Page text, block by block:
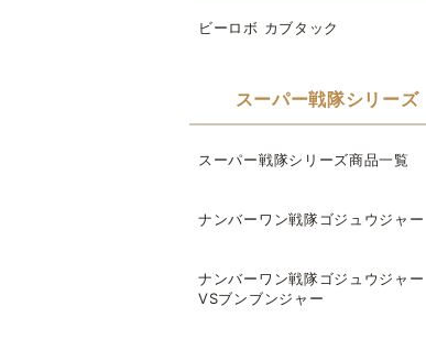
ビーロボ カブタック
スーパー戦隊シリーズ
スーパー戦隊シリーズ商品一覧
ナンバーワン戦隊ゴジュウジャー
ナンバーワン戦隊ゴジュウジャー
VSブンブンジャー